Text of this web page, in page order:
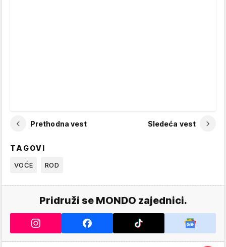
Prethodna vest Sledeća vest
TAGOVI
VOĆE ROD
Pridruži se MONDO zajednici.